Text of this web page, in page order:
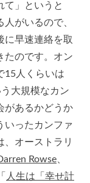
て」というと
がいるので、
に早速連絡を取
たのです。オン
15人くらいは
大規模なカン
があるかどうか
いったカンファ
、オーストラリ
Rowse
人生は「幸せ計